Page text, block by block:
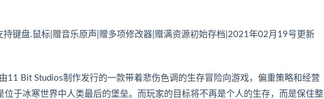
键盘.鼠标|赠音乐原声|赠多项修改器|赠满资源初始存档|2021年02月19号更新
11 Bit Studios制作发行的一款带着悲伤色调的生存冒险向游戏，偏重策略和经营
于冰寒世界中人类最后的堡垒。而玩家的目标将不再是个人的生存，而是保住整